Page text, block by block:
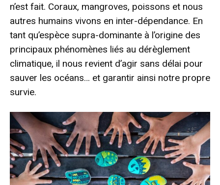
n’est fait. Coraux, mangroves, poissons et nous
autres humains vivons en inter-dépendance. En
tant qu’espèce supra-dominante à l’origine des
principaux phénomènes liés au dérèglement
climatique, il nous revient d’agir sans délai pour
sauver les océans… et garantir ainsi notre propre
survie.